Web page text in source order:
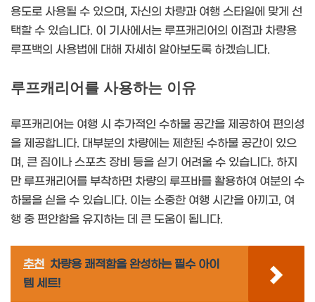
용도로 사용될 수 있으며, 자신의 차량과 여행 스타일에 맞게 선
택할 수 있습니다. 이 기사에서는 루프캐리어의 이점과 차량용
루프백의 사용법에 대해 자세히 알아보도록 하겠습니다.
루프캐리어를 사용하는 이유
루프캐리어는 여행 시 추가적인 수하물 공간을 제공하여 편의성
을 제공합니다. 대부분의 차량에는 제한된 수하물 공간이 있으
며, 큰 짐이나 스포츠 장비 등을 싣기 어려울 수 있습니다. 하지
만 루프캐리어를 부착하면 차량의 루프바를 활용하여 여분의 수
하물을 싣을 수 있습니다. 이는 소중한 여행 시간을 아끼고, 여
행 중 편안함을 유지하는 데 큰 도움이 됩니다.
추천 차량용 쾌적함을 완성하는 필수 아이
템 세트!